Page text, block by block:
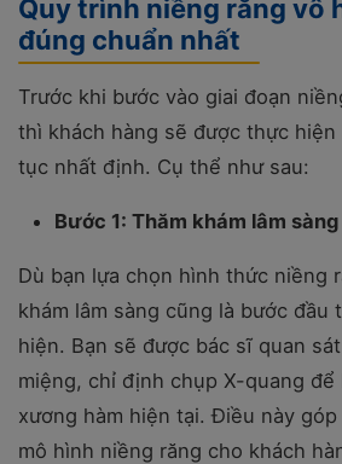
Quy trình niềng răng vô
đúng chuẩn nhất
Trước khi bước vào giai đoạn
thì khách hàng sẽ được thực
tục nhất định. Cụ thể như sau:
Bước 1: Thăm khám lâm
Dù bạn lựa chọn hình thức niềng
khám lâm sàng cũng là bước đầu
hiện. Bạn sẽ được bác sĩ quan
miệng, chỉ định chụp X-quang
xương hàm hiện tại. Điều này
mô hình niềng răng cho khách